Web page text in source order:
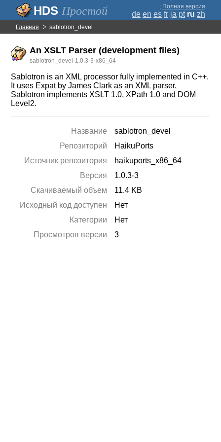
Простой ; Полная версия
de en es fr ja pt ru zh
Главная sablotron_devel
An XSLT Parser (development files)
sablotron_devel-1.0.3-3-x86_64
Sablotron is an XML processor fully implemented in C++.
It uses Expat by James Clark as an XML parser.
Sablotron implements XSLT 1.0, XPath 1.0 and DOM
Level2.
Название
sablotron_devel
Репозиторий
HaikuPorts
Источник репозитория
haikuports_x86_64
Версия
1.0.3-3
Скачиваемый объем
11.4 KB
Исходный код доступен
Нет
Категории
Нет
Просмотров версии
3